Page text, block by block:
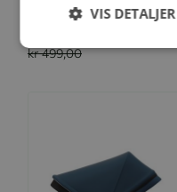
kr 499,00
VIS DETALJER